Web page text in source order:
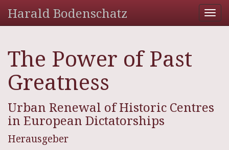
Harald Bodenschatz
The Power of Past
Greatness
Urban Renewal of Historic Centres
in European Dictatorships
Herausgeber